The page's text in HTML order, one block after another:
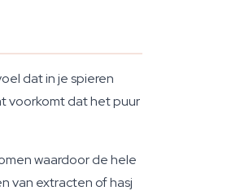
dat in je spieren
voorkomt dat het puur
waardoor de hele
van extracten of hasj